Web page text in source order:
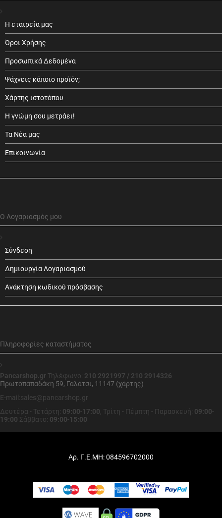
Η εταιρεία μας
Όροι Χρήσης
Προσωπικά Δεδομένα
Ψάχνεις κάποιο προϊόν;
Χάρτης ιστοτόπου
Η γνώμη σου μετράει!
Τα Νέα μας
Επικοινωνία
Ο Λογαριασμός μου
Σύνδεση
Δημιουργία Λογαριασμού
Ανάκτηση κωδικού πρόσβασης
Πληροφορίες καταστήματος
Pancarshop.gr Τηλέφωνο: 210 2921997 / 210 2914326
Πρωτοπαπαδάκη 59, Γαλάτσι, 11147 (χάρτης)
E-mail:sales@pancarshop.gr
Δευτέρα - Τετάρτη: 09:00-17:00, Τρίτη - Πέμπτη - Παρασκευή: 09:00-
19:00 Σάββατο: 09:00-15:00
Αρ. Γ.Ε.ΜΗ: 084596702000